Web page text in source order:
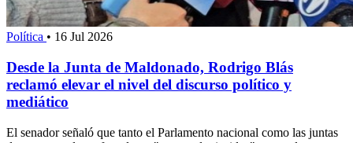
Política • 16 Jul 2026
Desde la Junta de Maldonado, Rodrigo Blás
reclamó elevar el nivel del discurso político y
mediático
El senador señaló que tanto el Parlamento nacional como las juntas